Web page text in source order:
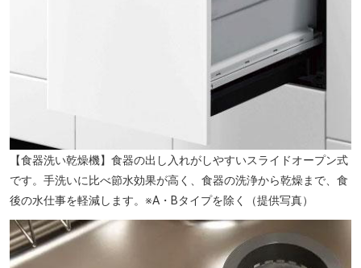
【食器洗い乾燥機】食器の出し入れがしやすいスライドオープン式
です。手洗いに比べ節水効果が高く、食器の洗浄から乾燥まで、食
後の水仕事を軽減します。※A・Bタイプを除く（提供写真）